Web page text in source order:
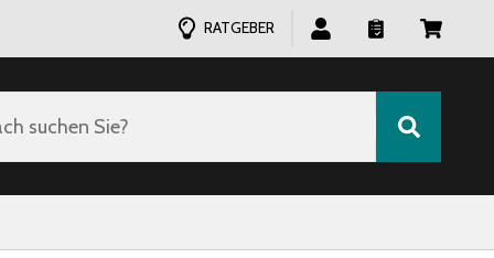
RATGEBER
suchen Sie?